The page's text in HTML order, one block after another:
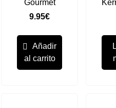
Gourmet
9.95€
Añadir
al carrito